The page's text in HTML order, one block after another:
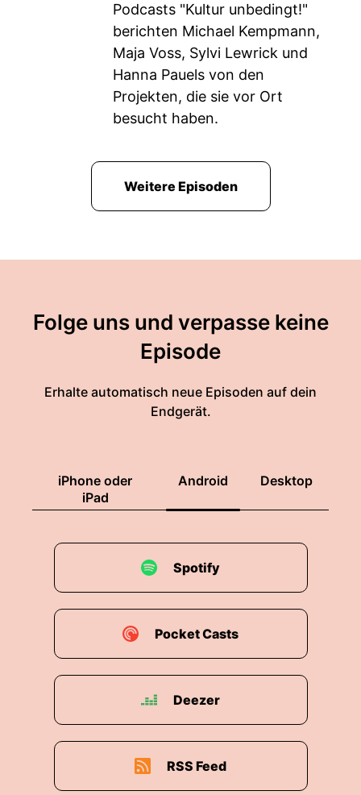
Podcasts "Kultur unbedingt!"
berichten Michael Kempmann,
Maja Voss, Sylvi Lewrick und
Hanna Pauels von den
Projekten, die sie vor Ort
besucht haben.
Weitere Episoden
Folge uns und verpasse keine
Episode
Erhalte automatisch neue Episoden auf dein
Endgerät.
iPhone oder
iPad
Android Desktop
Spotify
Pocket Casts
Deezer
RSS Feed